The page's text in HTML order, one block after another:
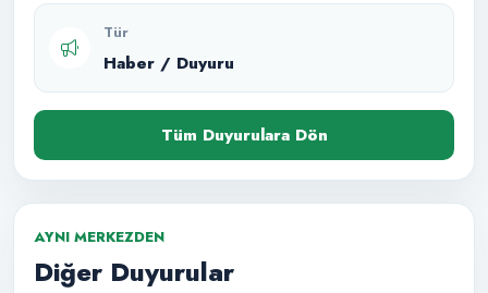
Tür
Haber / Duyuru
Tüm Duyurulara Dön
AYNI MERKEZDEN
Diğer Duyurular